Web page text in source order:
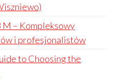
M – Kompleksowy
i profesjonalistów
to Choosing the